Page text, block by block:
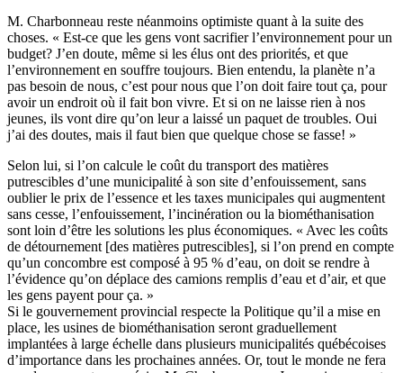
M. Charbonneau reste néanmoins optimiste quant à la suite des
choses. « Est-ce que les gens vont sacrifier l’environnement pour un
budget? J’en doute, même si les élus ont des priorités, et que
l’environnement en souffre toujours. Bien entendu, la planète n’a
pas besoin de nous, c’est pour nous que l’on doit faire tout ça, pour
avoir un endroit où il fait bon vivre. Et si on ne laisse rien à nos
jeunes, ils vont dire qu’on leur a laissé un paquet de troubles. Oui
j’ai des doutes, mais il faut bien que quelque chose se fasse! »
Selon lui, si l’on calcule le coût du transport des matières
putrescibles d’une municipalité à son site d’enfouissement, sans
oublier le prix de l’essence et les taxes municipales qui augmentent
sans cesse, l’enfouissement, l’incinération ou la biométhanisation
sont loin d’être les solutions les plus économiques. « Avec les coûts
de détournement [des matières putrescibles], si l’on prend en compte
qu’un concombre est composé à 95 % d’eau, on doit se rendre à
l’évidence qu’on déplace des camions remplis d’eau et d’air, et que
les gens payent pour ça. »
Si le gouvernement provincial respecte la Politique qu’il a mise en
place, les usines de biométhanisation seront graduellement
implantées à large échelle dans plusieurs municipalités québécoises
d’importance dans les prochaines années. Or, tout le monde ne fera